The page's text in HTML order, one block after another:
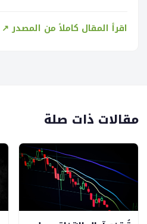
اقرأ المقال كاملاً من المصدر ↗
مقالات ذات صلة